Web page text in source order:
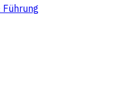
Führung